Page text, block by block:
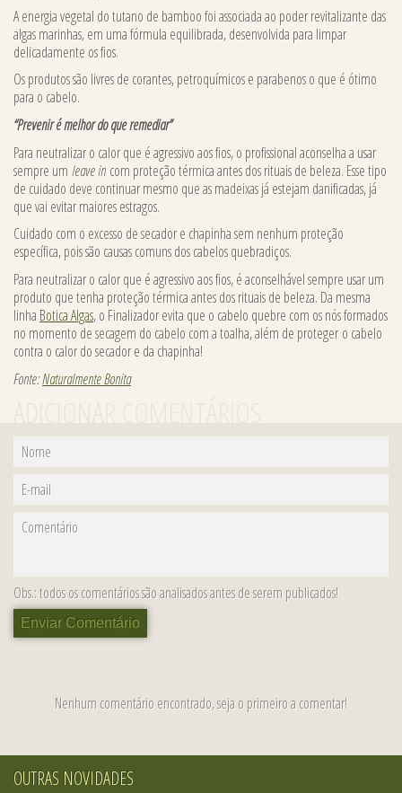
A energia vegetal do tutano de bamboo foi associada ao poder revitalizante das
algas marinhas, em uma fórmula equilibrada, desenvolvida para limpar
delicadamente os fios.
Os produtos são livres de corantes, petroquímicos e parabenos o que é ótimo
para o cabelo.
“Prevenir é melhor do que remediar”
Para neutralizar o calor que é agressivo aos fios, o profissional aconselha a usar
sempre um leave in com proteção térmica antes dos rituais de beleza. Esse tipo
de cuidado deve continuar mesmo que as madeixas já estejam danificadas, já
que vai evitar maiores estragos.
Cuidado com o excesso de secador e chapinha sem nenhum proteção
específica, pois são causas comuns dos cabelos quebradiços.
Para neutralizar o calor que é agressivo aos fios, é aconselhável sempre usar um
produto que tenha proteção térmica antes dos rituais de beleza. Da mesma
linha Botica Algas, o Finalizador evita que o cabelo quebre com os nós formados
no momento de secagem do cabelo com a toalha, além de proteger o cabelo
contra o calor do secador e da chapinha!
Fonte:Naturalmente Bonita
Nome
E-mail
Comentário
Obs.: todos os comentários são analisados antes de serem publicados!
Enviar Comentário
Nenhum comentário encontrado, seja o primeiro a comentar!
OUTRAS NOVIDADES